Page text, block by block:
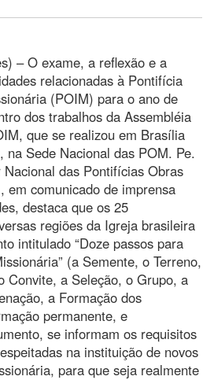
– O exame, a reflexão e a
relacionadas à Pontifícia
(POIM) para o ano de
dos trabalhos da Assembléia
que se realizou em Brasília
na Sede Nacional das POM. Pe.
das Pontifícias Obras
em comunicado de imprensa
destaca que os 25
regiões da Igreja brasileira
intitulado “Doze passos para
(a Semente, o Terreno,
Convite, a Seleção, o Grupo, a
a Formação dos
permanente, e
se informam os requisitos
na instituição de novos
para que seja realmente